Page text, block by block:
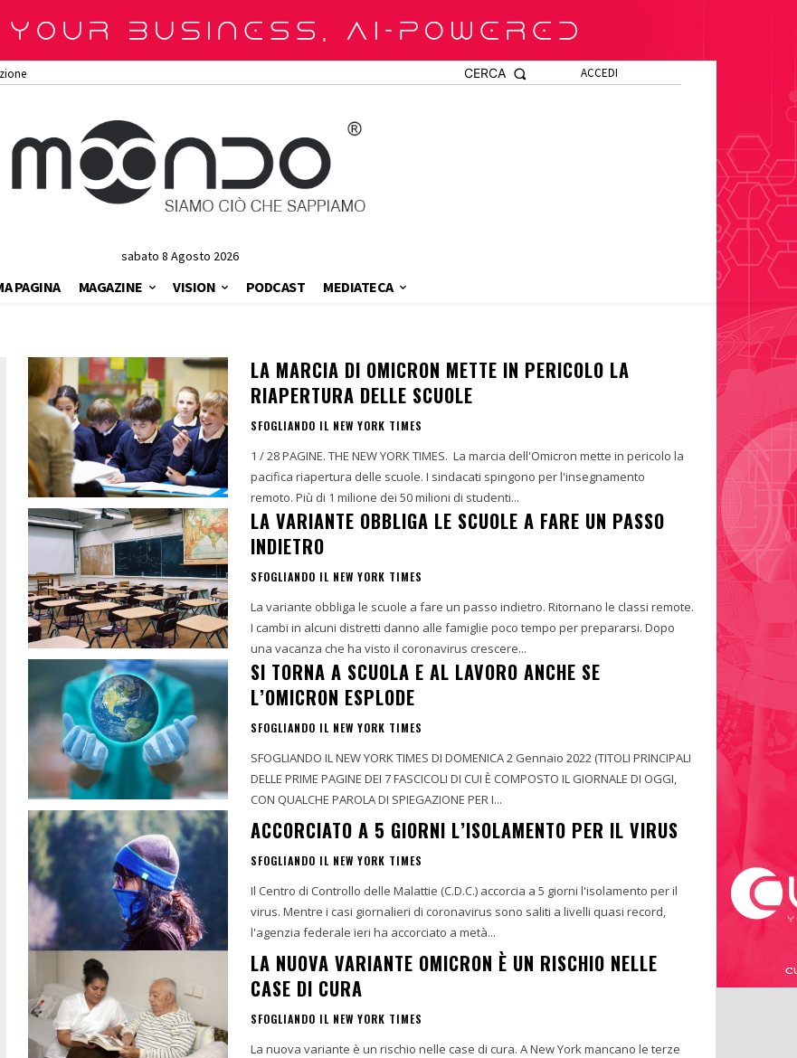
ACCEDI
CERCA
sabato 8 Agosto 2026
PAGINA MAGAZINE VISION PODCAST MEDIATECA
LA MARCIA DI OMICRON METTE IN PERICOLO LA
RIAPERTURA DELLE SCUOLE
SFOGLIANDO IL NEW YORK TIMES
1 / 28 PAGINE. THE NEW YORK TIMES. La marcia dell'Omicron mette in pericolo la
pacifica riapertura delle scuole. I sindacati spingono per l'insegnamento
remoto. Più di 1 milione dei 50 milioni di studenti...
LA VARIANTE OBBLIGA LE SCUOLE A FARE UN PASSO
INDIETRO
SFOGLIANDO IL NEW YORK TIMES
La variante obbliga le scuole a fare un passo indietro. Ritornano le classi remote.
I cambi in alcuni distretti danno alle famiglie poco tempo per prepararsi. Dopo
una vacanza che ha visto il coronavirus crescere...
SI TORNA A SCUOLA E AL LAVORO ANCHE SE
L’OMICRON ESPLODE
SFOGLIANDO IL NEW YORK TIMES
SFOGLIANDO IL NEW YORK TIMES DI DOMENICA 2 Gennaio 2022 (TITOLI PRINCIPALI
DELLE PRIME PAGINE DEI 7 FASCICOLI DI CUI È COMPOSTO IL GIORNALE DI OGGI,
CON QUALCHE PAROLA DI SPIEGAZIONE PER I...
ACCORCIATO A 5 GIORNI L’ISOLAMENTO PER IL VIRUS
SFOGLIANDO IL NEW YORK TIMES
Il Centro di Controllo delle Malattie (C.D.C.) accorcia a 5 giorni l'isolamento per il
virus. Mentre i casi giornalieri di coronavirus sono saliti a livelli quasi record,
l'agenzia federale ieri ha accorciato a metà...
LA NUOVA VARIANTE OMICRON È UN RISCHIO NELLE
CASE DI CURA
SFOGLIANDO IL NEW YORK TIMES
La nuova variante è un rischio nelle case di cura. A New York mancano le terze